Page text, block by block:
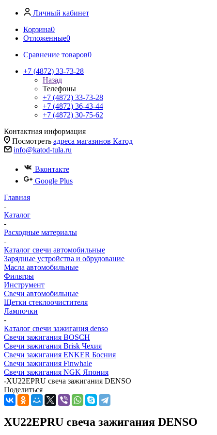
Личный кабинет
Корзина0
Отложенные0
Сравнение товаров0
+7 (4872) 33-73-28
Назад
Телефоны
+7 (4872) 33-73-28
+7 (4872) 36-43-44
+7 (4872) 30-75-62
Контактная информация
Посмотреть адреса магазинов Катод
info@katod-tula.ru
Вконтакте
Google Plus
Главная
-
Каталог
-
Расходные материалы
-
Каталог свечи автомобильные
Зарядные устройства и обрудование
Масла автомобильные
Фильтры
Инструмент
Свечи автомобильные
Щетки стеклоочистителя
Лампочки
-
Каталог свечи зажигания denso
Свечи зажигания BOSCH
Свечи зажигания Brisk Чехия
Свечи зажигания ENKER Босния
Свечи зажигания Finwhale
Свечи зажигания NGK Япония
-XU22EPRU свеча зажигания DENSO
Поделиться
XU22EPRU свеча зажигания DENSO